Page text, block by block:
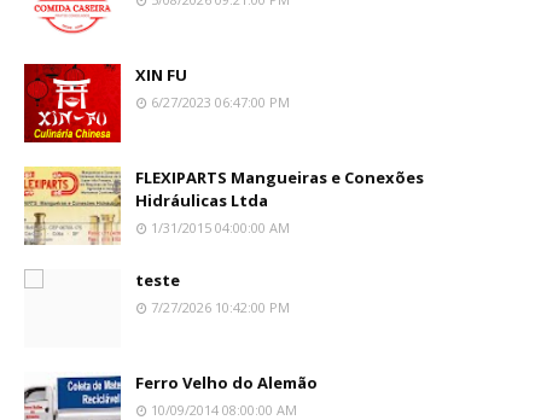
XIN FU
6/27/2023 06:47:00 PM
FLEXIPARTS Mangueiras e Conexões
Hidráulicas Ltda
1/31/2015 04:00:00 AM
teste
7/27/2026 10:42:00 PM
Ferro Velho do Alemão
10/09/2014 08:00:00 AM